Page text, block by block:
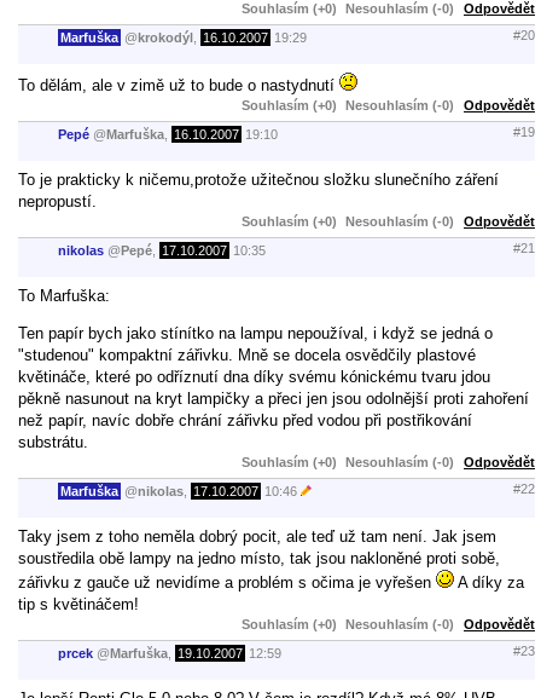
Souhlasím (+0) Nesouhlasím (-0) Odpovědět
Marfuška @krokodýl 16.10.2007 19:29 #20
To dělám, ale v zimě už to bude o nastydnutí
Souhlasím (+0) Nesouhlasím (-0) Odpovědět
Pepé @Marfuška 16.10.2007 19:10 #19
To je prakticky k ničemu,protože užitečnou složku slunečního záření
nepropustí.
Souhlasím (+0) Nesouhlasím (-0) Odpovědět
nikolas @Pepé 17.10.2007 10:35 #21
To Marfuška:
Ten papír bych jako stínítko na lampu nepoužíval, i když se jedná o
"studenou" kompaktní zářivku. Mně se docela osvědčily plastové
květináče, které po odříznutí dna díky svému kónickému tvaru jdou
pěkně nasunout na kryt lampičky a přeci jen jsou odolnější proti zahoření
než papír, navíc dobře chrání zářivku před vodou při postřikování
substrátu.
Souhlasím (+0) Nesouhlasím (-0) Odpovědět
Marfuška @nikolas 17.10.2007 10:46 #22
Taky jsem z toho neměla dobrý pocit, ale teď už tam není. Jak jsem
soustředila obě lampy na jedno místo, tak jsou nakloněné proti sobě,
zářivku z gauče už nevidíme a problém s očima je vyřešen
A díky za
tip s květináčem!
Souhlasím (+0) Nesouhlasím (-0) Odpovědět
prcek @Marfuška 19.10.2007 12:59 #23